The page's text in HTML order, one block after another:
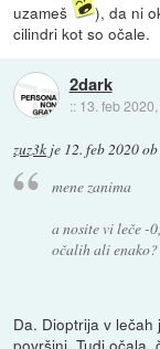
uzameš
), da ni
cilindri kot so očale.
2dark
:: 13. feb
zuz3k je 12. feb 2020
mene zanima
a nosite vi leče -
očalih ali enako?
Da. Dioptrija v
površini. Tudi očala,